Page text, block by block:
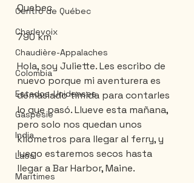
Centro de Québec
Charlevoix
Chaudière-Appalaches
Colombia
Estados-Unidenses
Gaspésie
India
Laos
Maritimes
Quebec
790 km
Hola, soy Juliette. Les escribo de
nuevo porque mi aventurera es
demasiado tímida para contarles
lo que pasó. Llueve esta mañana,
pero solo nos quedan unos
kilómetros para llegar al ferry, y
luego estaremos secos hasta
llegar a Bar Harbor, Maine.